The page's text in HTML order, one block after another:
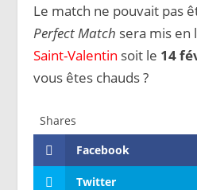
Le match ne pouvait pas
Perfect Match sera mis en
Saint-Valentin soit le 14
vous êtes chauds ?
Shares
Facebook
Twitter